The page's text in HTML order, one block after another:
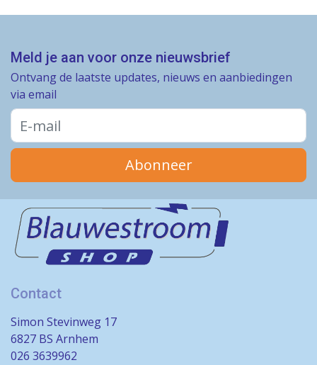
Meld je aan voor onze nieuwsbrief
Ontvang de laatste updates, nieuws en aanbiedingen
via email
Abonneer
Contact
Simon Stevinweg 17
6827 BS Arnhem
026 3639962